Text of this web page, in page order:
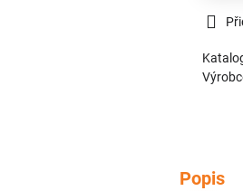
Popis